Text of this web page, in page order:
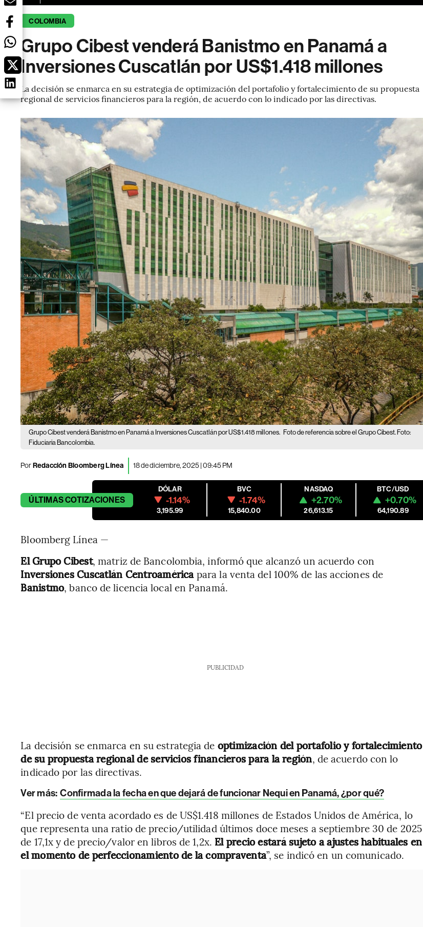
COLOMBIA
Grupo Cibest venderá Banistmo en Panamá a
Inversiones Cuscatlán por US$1.418 millones
La decisión se enmarca en su estrategia de optimización del portafolio y fortalecimiento de su propuesta
regional de servicios financieros para la región, de acuerdo con lo indicado por las directivas.
Grupo Cibest venderá Banistmo en Panamá a Inversiones Cuscatlán por US$1.418 millones. Foto de referencia sobre el Grupo Cibest. Foto:
Fiduciaria Bancolombia.
PorRedacción Bloomberg Línea 18 de diciembre, 2025 | 09:45 PM
ÚLTIMASCOTIZACIONES
DÓLAR
-1.14%
3,195.99
BVC
-1.74%
15,840.00
NASDAQ
+2.70%
26,613.15
BTC/USD
+0.70%
64,190.89
Bloomberg Línea —
El Grupo Cibest, matriz de Bancolombia, informó que alcanzó un acuerdo con
Inversiones Cuscatlán Centroaméricapara la venta del 100% de las acciones de
Banistmo, banco de licencia local en Panamá.
PUBLICIDAD
La decisión se enmarca en su estrategia de optimización del portafolio y fortalecimiento
de su propuesta regional de servicios financieros para la región, de acuerdo con lo
indicado por las directivas.
Ver más: Confirmada la fecha en que dejará de funcionar Nequi en Panamá, ¿por qué?
“El precio de venta acordado es de US$1.418 millones de Estados Unidos de América, lo
que representa una ratio de precio/utilidad últimos doce meses a septiembre 30 de 2025
de 17,1x y de precio/valor en libros de 1,2x. El precio estará sujeto a ajustes habituales en
el momento de perfeccionamiento de la compraventa”, se indicó en un comunicado.